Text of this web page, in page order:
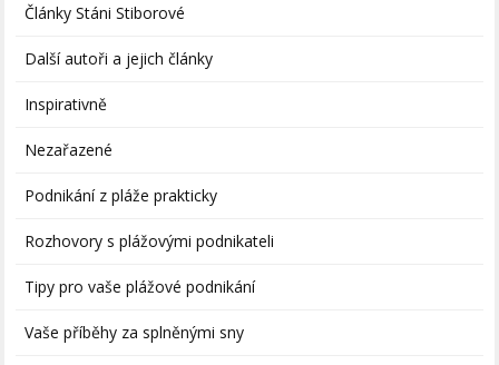
Články Stáni Stiborové
Další autoři a jejich články
Inspirativně
Nezařazené
Podnikání z pláže prakticky
Rozhovory s plážovými podnikateli
Tipy pro vaše plážové podnikání
Vaše příběhy za splněnými sny